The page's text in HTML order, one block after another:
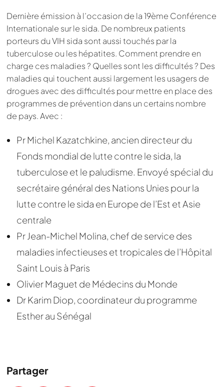
Dernière émission à l’occasion de la 19ème Conférence
Internationale sur le sida. De nombreux patients
porteurs du VIH sida sont aussi touchés par la
tuberculose ou les hépatites. Comment prendre en
charge ces maladies ? Quelles sont les difficultés ? Des
maladies qui touchent aussi largement les usagers de
drogues avec des difficultés pour mettre en place des
programmes de prévention dans un certains nombre
de pays. Avec :
Pr Michel Kazatchkine, ancien directeur du
Fonds mondial de lutte contre le sida, la
tuberculose et le paludisme. Envoyé spécial du
secrétaire général des Nations Unies pour la
lutte contre le sida en Europe de l’Est et Asie
centrale
Pr Jean-Michel Molina, chef de service des
maladies infectieuses et tropicales de l’Hôpital
Saint Louis à Paris
Olivier Maguet de Médecins du Monde
Dr Karim Diop, coordinateur du programme
Esther au Sénégal
Partager